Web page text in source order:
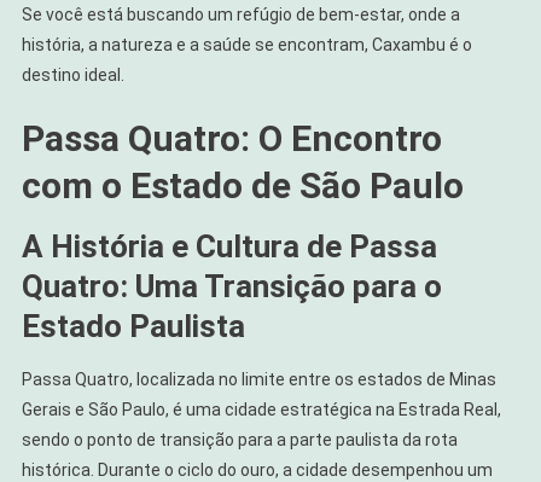
Se você está buscando um refúgio de bem-estar, onde a
história, a natureza e a saúde se encontram, Caxambu é o
destino ideal.
Passa Quatro: O Encontro
com o Estado de São Paulo
A História e Cultura de Passa
Quatro: Uma Transição para o
Estado Paulista
Passa Quatro, localizada no limite entre os estados de Minas
Gerais e São Paulo, é uma cidade estratégica na Estrada Real,
sendo o ponto de transição para a parte paulista da rota
histórica. Durante o ciclo do ouro, a cidade desempenhou um